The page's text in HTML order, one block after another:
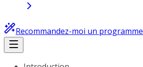
Recommandez-moi un programme